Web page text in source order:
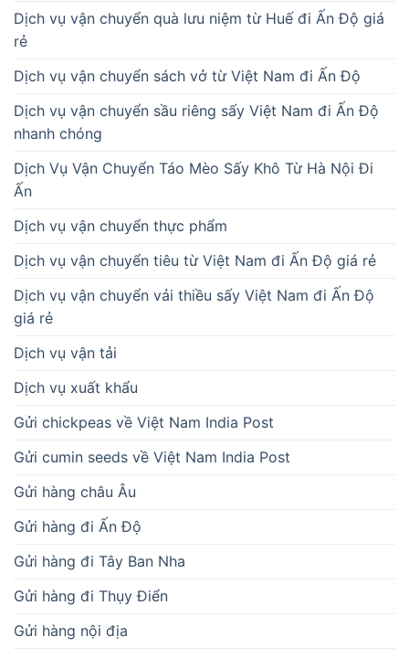
Dịch vụ vận chuyển quà lưu niệm từ Huế đi Ấn Độ giá
rẻ
Dịch vụ vận chuyển sách vở từ Việt Nam đi Ấn Độ
Dịch vụ vận chuyển sầu riêng sấy Việt Nam đi Ấn Độ
nhanh chóng
Dịch Vụ Vận Chuyển Táo Mèo Sấy Khô Từ Hà Nội Đi
Ấn
Dịch vụ vận chuyển thực phẩm
Dịch vụ vận chuyển tiêu từ Việt Nam đi Ấn Độ giá rẻ
Dịch vụ vận chuyển vải thiều sấy Việt Nam đi Ấn Độ
giá rẻ
Dịch vụ vận tải
Dịch vụ xuất khẩu
Gửi chickpeas về Việt Nam India Post
Gửi cumin seeds về Việt Nam India Post
Gửi hàng châu Âu
Gửi hàng đi Ấn Độ
Gửi hàng đi Tây Ban Nha
Gửi hàng đi Thụy Điển
Gửi hàng nội địa